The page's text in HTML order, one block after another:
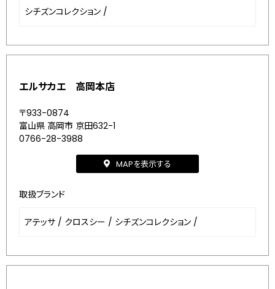
シチズンコレクション /
エルサカエ 高岡本店
〒933-0874
富山県 高岡市 京田632-1
0766-28-3988
MAPを表示する
取扱ブランド
アテッサ / クロスシー / シチズンコレクション /